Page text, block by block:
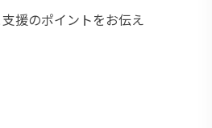
援のポイントをお伝え